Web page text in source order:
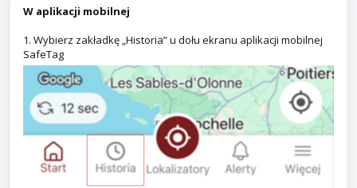
W aplikacji mobilnej
1. Wybierz zakładkę „Historia” u dołu ekranu aplikacji mobilnej
SafeTag